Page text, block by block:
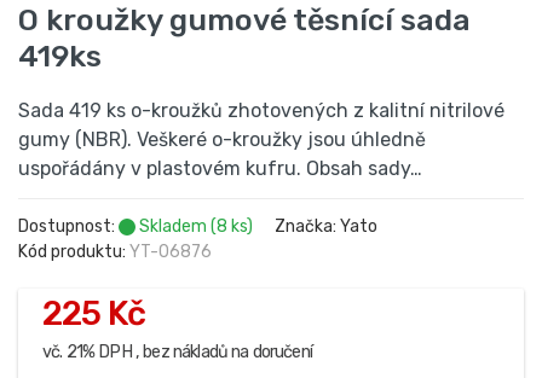
O kroužky gumové těsnící sada
419ks
Sada 419 ks o-kroužků zhotovených z kalitní nitrilové
gumy (NBR). Veškeré o-kroužky jsou úhledně
uspořádány v plastovém kufru. Obsah sady…
Dostupnost: Skladem (8 ks)
Značka: Yato
Kód produktu: YT-06876
225 Kč
vč. 21% DPH , bez nákladů na doručení